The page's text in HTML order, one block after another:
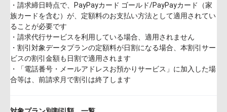
・請求締日時点で、PayPayカード ゴールド/PayPayカード（家
族カードを含む）が、定額料のお支払い方法として適用されてい
ることが必要です
・請求代行サービスを利用している場合、適用されません
・割引対象データプランの定額料が日割になる場合、本割引サー
ビスの割引金額も日割で適用されます
・「電話番号・メールアドレスお預かりサービス」に加入した場
合等は、前請求月で割引は終了します